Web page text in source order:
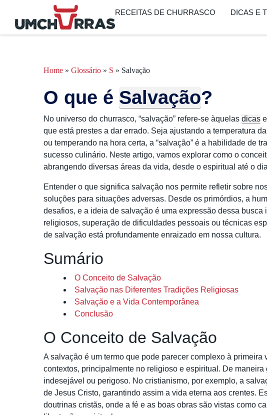
RECEITAS DE CHURRASCO DICAS E
Home » Glossário » S » Salvação
O que é Salvação?
No universo do churrasco, “salvação” refere-se àquelas dicas
que está prestes a dar errado. Seja ajustando a temperatura
ou temperando na hora certa, a “salvação” é a habilidade de
sucesso culinário. Neste artigo, vamos explorar como o
abrangendo diversas áreas da vida, desde o espiritual até o
Entender o que significa salvação nos permite refletir sobre
soluções para situações adversas. Desde os primórdios, a
desafios, e a ideia de salvação é uma expressão dessa
religiosos, superação de dificuldades pessoais ou técnicas
de salvação está profundamente enraizado em nossa cultura.
Sumário
O Conceito de Salvação
Salvação nas Diferentes Tradições Religiosas
Salvação e a Vida Contemporânea
Conclusão
O Conceito de Salvação
A salvação é um termo que pode parecer complexo à primeira
contextos, principalmente no religioso e espiritual. De
indesejável ou perigoso. No cristianismo, por exemplo, a
de Jesus Cristo, garantindo assim a vida eterna aos crentes.
doutrinas cristãs, onde a fé e as boas obras são vistas como